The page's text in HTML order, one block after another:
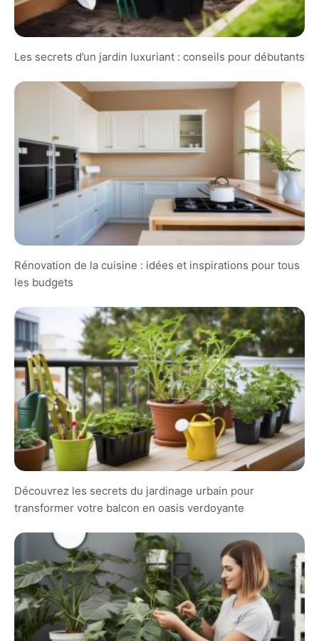
Les secrets d’un jardin luxuriant : conseils pour débutants
Rénovation de la cuisine : idées et inspirations pour tous
les budgets
Découvrez les secrets du jardinage urbain pour
transformer votre balcon en oasis verdoyante